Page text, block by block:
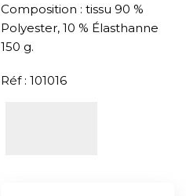
Composition : tissu 90 %
Polyester, 10 % Élasthanne
150 g.
Réf : 101016